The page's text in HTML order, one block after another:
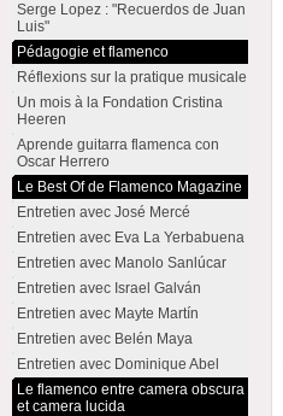
Serge Lopez : "Recuerdos de Juan
Luis"
Pédagogie et flamenco
Réflexions sur la pratique musicale
Un mois à la Fondation Cristina
Heeren
Aprende guitarra flamenca con
Oscar Herrero
Le Best Of de Flamenco Magazine
Entretien avec José Mercé
Entretien avec Eva La Yerbabuena
Entretien avec Manolo Sanlúcar
Entretien avec Israel Galván
Entretien avec Mayte Martín
Entretien avec Belén Maya
Entretien avec Dominique Abel
Le flamenco entre camera obscura
et camera lucida